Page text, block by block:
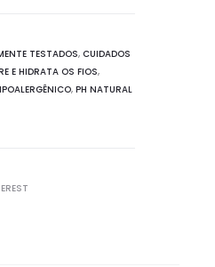
TESTADOS, CUIDADOS
E HIDRATA OS FIOS,
, PH NATURAL